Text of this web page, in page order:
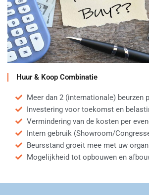
Huur & Koop Combinatie
Meer dan 2 (internationale) beurzen
Investering voor toekomst en
Vermindering van de kosten per
Intern gebruik (Showroom/
Beursstand groeit mee met uw
Mogelijkheid tot opbouwen en